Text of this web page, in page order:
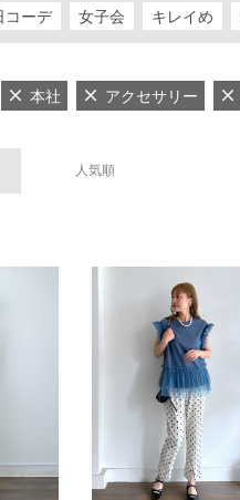
コーデ 女子会 キレイめ
本社 アクセサリー
人気順